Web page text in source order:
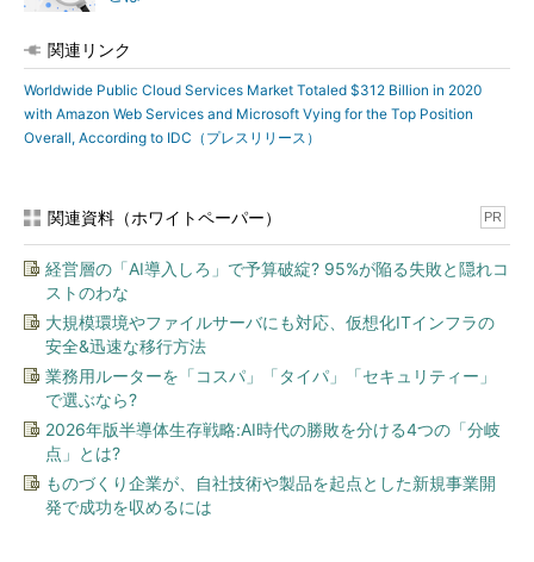
関連リンク
Worldwide Public Cloud Services Market Totaled $312 Billion in 2020
with Amazon Web Services and Microsoft Vying for the Top Position
Overall, According to IDC（プレスリリース）
関連資料（ホワイトペーパー） PR
経営層の「AI導入しろ」で予算破綻? 95%が陥る失敗と隠れコ
ストのわな
大規模環境やファイルサーバにも対応、仮想化ITインフラの
安全&迅速な移行方法
業務用ルーターを「コスパ」「タイパ」「セキュリティー」
で選ぶなら?
2026年版半導体生存戦略:AI時代の勝敗を分ける4つの「分岐
点」とは?
ものづくり企業が、自社技術や製品を起点とした新規事業開
発で成功を収めるには